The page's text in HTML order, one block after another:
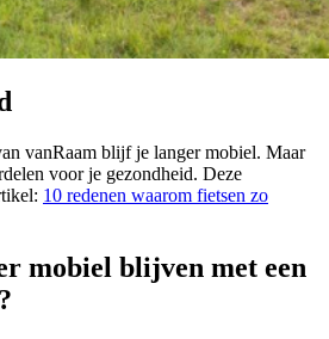
vanRaam blijf je langer mobiel. Maar
voor je gezondheid. Deze
10 redenen waarom fietsen zo
mobiel blijven met een